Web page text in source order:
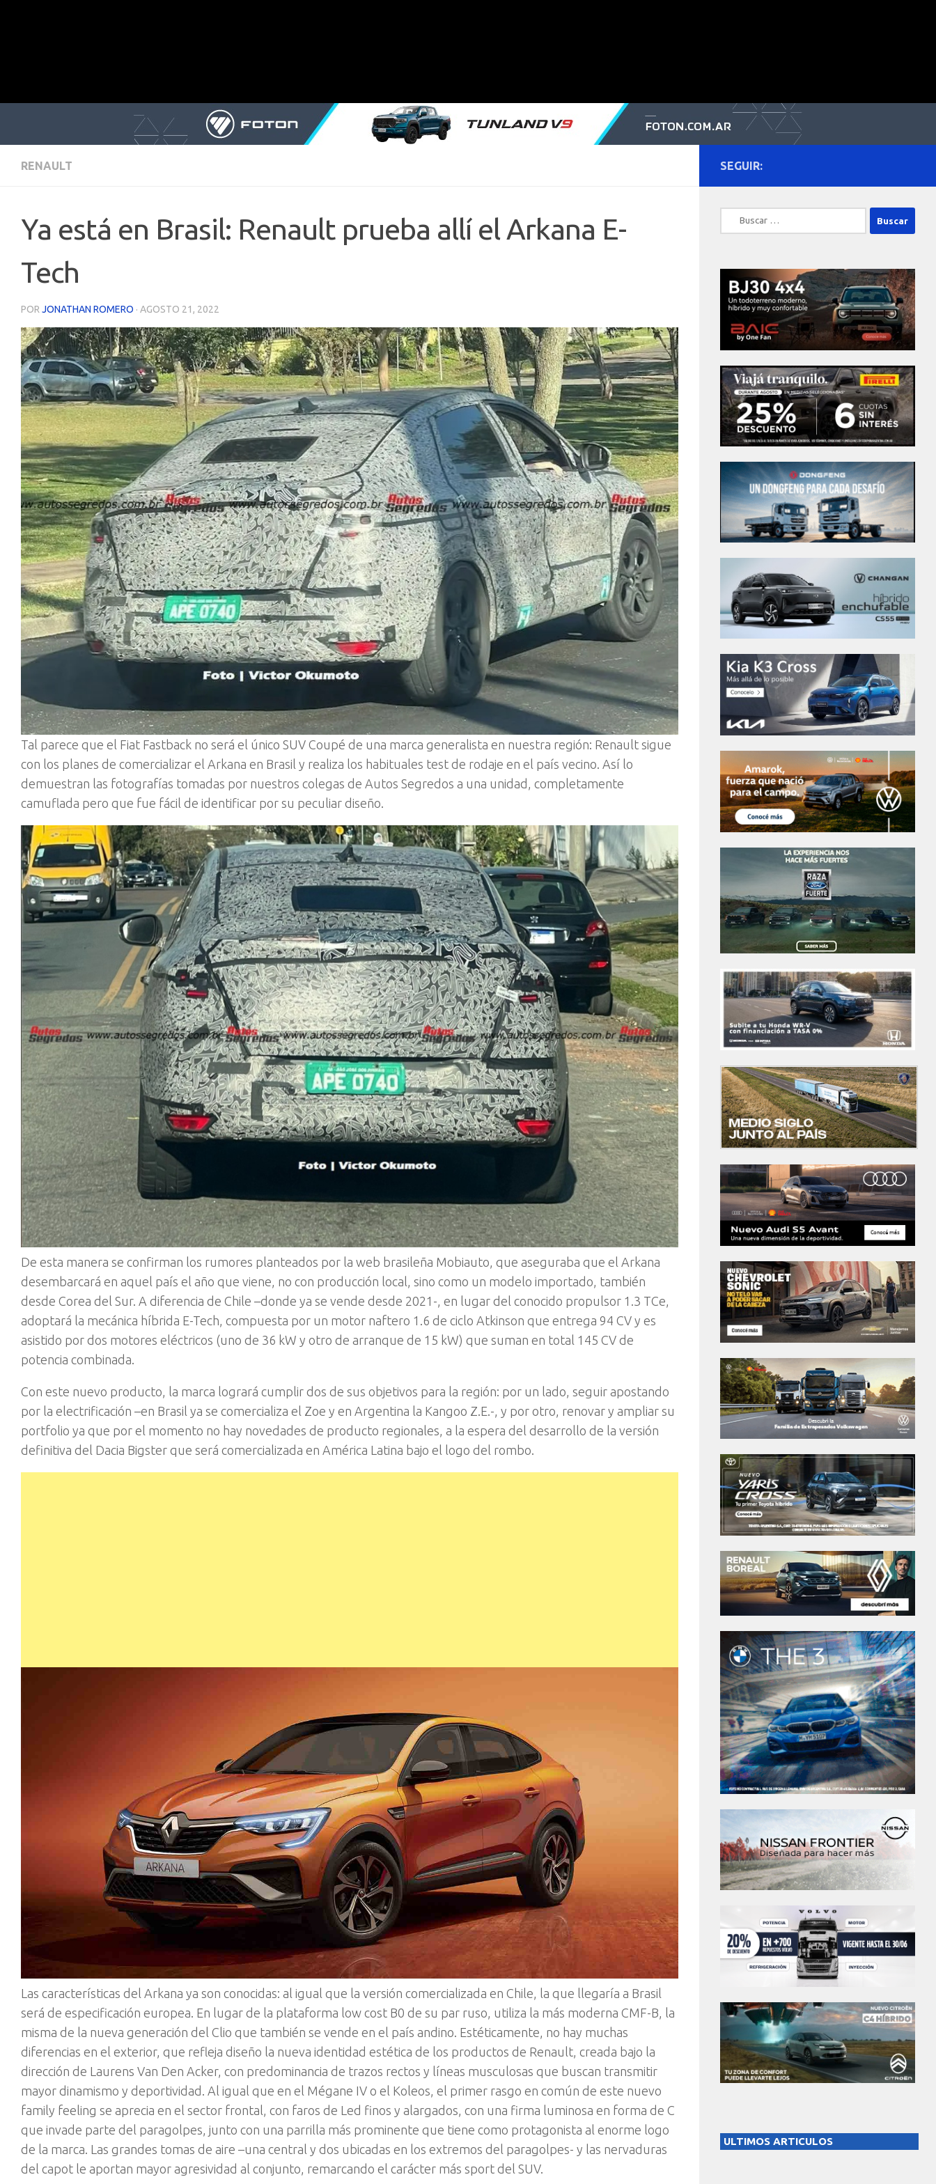
RENAULT
Ya está en Brasil: Renault prueba allí el Arkana E-
Tech
POR JONATHAN ROMERO · AGOSTO 21, 2022
Tal parece que el Fiat Fastback no será el único SUV Coupé de una marca generalista en nuestra región: Renault sigue
con los planes de comercializar el Arkana en Brasil y realiza los habituales test de rodaje en el país vecino. Así lo
demuestran las fotografías tomadas por nuestros colegas de Autos Segredos a una unidad, completamente
camuflada pero que fue fácil de identificar por su peculiar diseño.
De esta manera se confirman los rumores planteados por la web brasileña Mobiauto, que aseguraba que el Arkana
desembarcará en aquel país el año que viene, no con producción local, sino como un modelo importado, también
desde Corea del Sur. A diferencia de Chile –donde ya se vende desde 2021-, en lugar del conocido propulsor 1.3 TCe,
adoptará la mecánica híbrida E-Tech, compuesta por un motor naftero 1.6 de ciclo Atkinson que entrega 94 CV y es
asistido por dos motores eléctricos (uno de 36 kW y otro de arranque de 15 kW) que suman en total 145 CV de
potencia combinada.
Con este nuevo producto, la marca logrará cumplir dos de sus objetivos para la región: por un lado, seguir apostando
por la electrificación –en Brasil ya se comercializa el Zoe y en Argentina la Kangoo Z.E.-, y por otro, renovar y ampliar su
portfolio ya que por el momento no hay novedades de producto regionales, a la espera del desarrollo de la versión
definitiva del Dacia Bigster que será comercializada en América Latina bajo el logo del rombo.
Las características del Arkana ya son conocidas: al igual que la versión comercializada en Chile, la que llegaría a Brasil
será de especificación europea. En lugar de la plataforma low cost B0 de su par ruso, utiliza la más moderna CMF-B, la
misma de la nueva generación del Clio que también se vende en el país andino. Estéticamente, no hay muchas
diferencias en el exterior, que refleja diseño la nueva identidad estética de los productos de Renault, creada bajo la
dirección de Laurens Van Den Acker, con predominancia de trazos rectos y líneas musculosas que buscan transmitir
mayor dinamismo y deportividad. Al igual que en el Mégane IV o el Koleos, el primer rasgo en común de este nuevo
family feeling se aprecia en el sector frontal, con faros de Led finos y alargados, con una firma luminosa en forma de C
que invade parte del paragolpes, junto con una parrilla más prominente que tiene como protagonista al enorme logo
de la marca. Las grandes tomas de aire –una central y dos ubicadas en los extremos del paragolpes- y las nervaduras
del capot le aportan mayor agresividad al conjunto, remarcando el carácter más sport del SUV.
SEGUIR:
Buscar:
ULTIMOS ARTICULOS